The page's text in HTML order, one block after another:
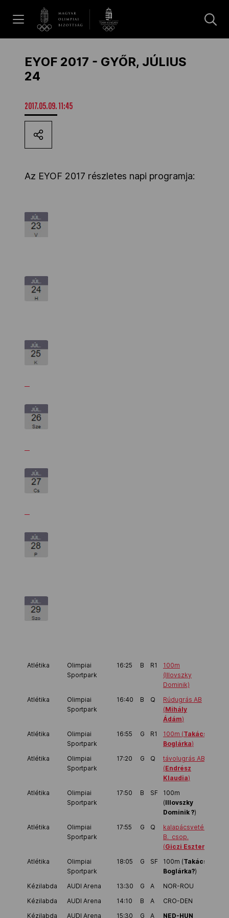
Hírek
Dakar 2026
Los Angeles 2028
MOB
NOB
OVEP
EYOF 2017 - GYŐR, JÚLIUS
24
2017.05.09. 11:45
Az EYOF 2017 részletes napi programja:
Atlétika
Olimpiai
Sportpark
16:25 B R1
100m
(Illovszky
Dominik)
Atlétika
Olimpiai
Sportpark
16:40 B Q
Rúdugrás AB
(Mihály
Ádám)
Atlétika
Olimpiai
Sportpark
16:55 G R1 100m (Takács
Boglárka)
Atlétika
Olimpiai
Sportpark
17:20 G Q
távolugrás AB
(Endrész
Klaudia)
Atlétika
Olimpiai
Sportpark
17:50 B SF
100m
(Illovszky
Dominik ?)
Atlétika
Olimpiai
Sportpark
17:55 G Q
kalapácsvetés
B. csop.
(Giczi Eszter
Atlétika
Olimpiai
Sportpark
18:05 G SF 100m (Takács
Boglárka?)
Kézilabda
AUDI Arena 13:30 G A
NOR-ROU
Kézilabda
AUDI Arena 14:10 B A
CRO-DEN
Kézilabda
AUDI Arena 15:30 G A
NED-HUN